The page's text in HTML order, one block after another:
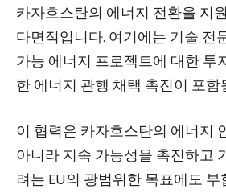
카자흐스탄의 에너지 전환을 지
다면적입니다. 여기에는 기술 전
가능 에너지 프로젝트에 대한 투
한 에너지 관행 채택 촉진이 포함
이 협력은 카자흐스탄의 에너지
아니라 지속 가능성을 촉진하고
려는 EU의 광범위한 목표에도 부